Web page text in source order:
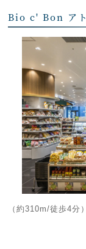
Bio c' Bon ア
（約310m/徒歩4分）